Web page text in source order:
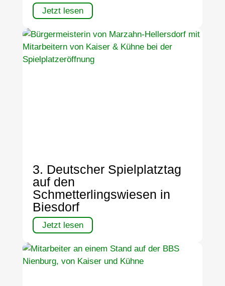
Jetzt lesen
3. Deutscher Spielplatztag
auf den
Schmetterlingswiesen in
Biesdorf
Jetzt lesen